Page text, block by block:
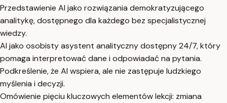
Przedstawienie AI jako rozwiązania demokratyzującego
analitykę, dostępnego dla każdego bez specjalistycznej
wiedzy.
AI jako osobisty asystent analityczny dostępny 24/7, który
pomaga interpretować dane i odpowiadać na pytania.
Podkreślenie, że AI wspiera, ale nie zastępuje ludzkiego
myślenia i decyzji.
Omówienie pięciu kluczowych elementów lekcji: zmiana